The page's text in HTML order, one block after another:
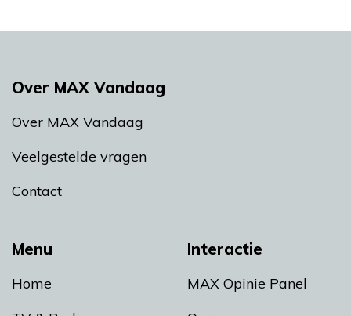
Menu
Home
Interactie
MAX Opinie Panel
Over MAX Vandaag
Over MAX Vandaag
Veelgestelde vragen
Contact